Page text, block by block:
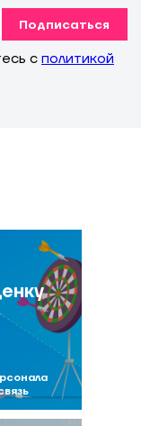
Подписаться
с политикой